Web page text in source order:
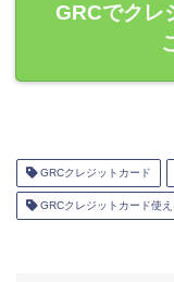
GRCでクレ
GRCクレジットカード
GRCクレジットカード使